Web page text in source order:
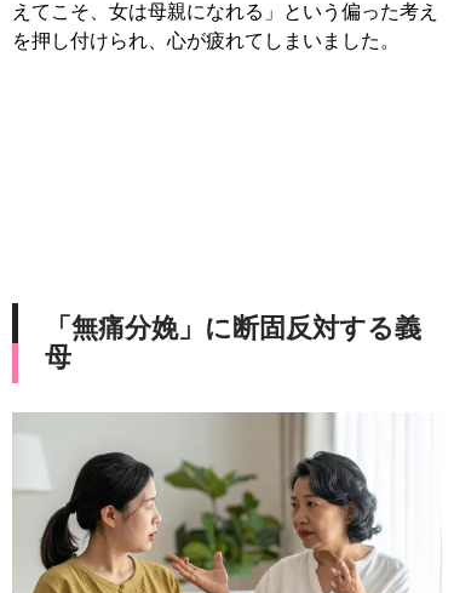
えてこそ、女は母親になれる」という偏った考え
を押し付けられ、心が疲れてしまいました。
「無痛分娩」に断固反対する義
母